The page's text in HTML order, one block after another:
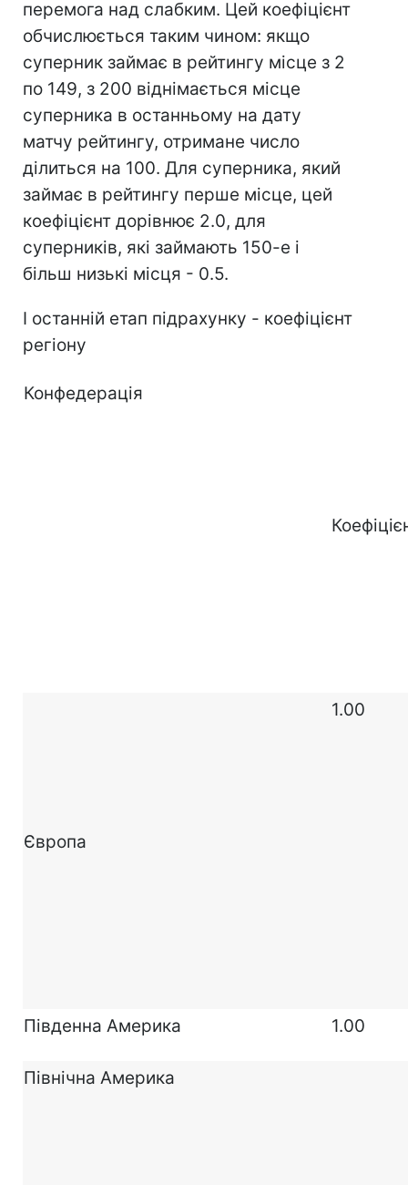
перемога над слабким. Цей коефіцієнт
обчислюється таким чином: якщо
суперник займає в рейтингу місце з 2
по 149, з 200 віднімається місце
суперника в останньому на дату
матчу рейтингу, отримане число
ділиться на 100. Для суперника, який
займає в рейтингу перше місце, цей
коефіцієнт дорівнює 2.0, для
суперників, які займають 150-е і
більш низькі місця - 0.5.
І останній етап підрахунку - коефіцієнт
регіону
Конфедерація
Європа
1.00
Південна Америка 1.00
Північна Америка